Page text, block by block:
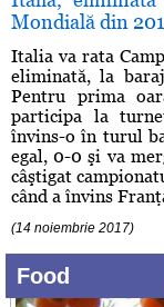
Mondială din
Italia va rata
eliminată, la
Pentru prima
participa la
învins-o în turul
egal, 0-0 şi va
câştigat
când a învins
(14 noiembrie 2017)
Food